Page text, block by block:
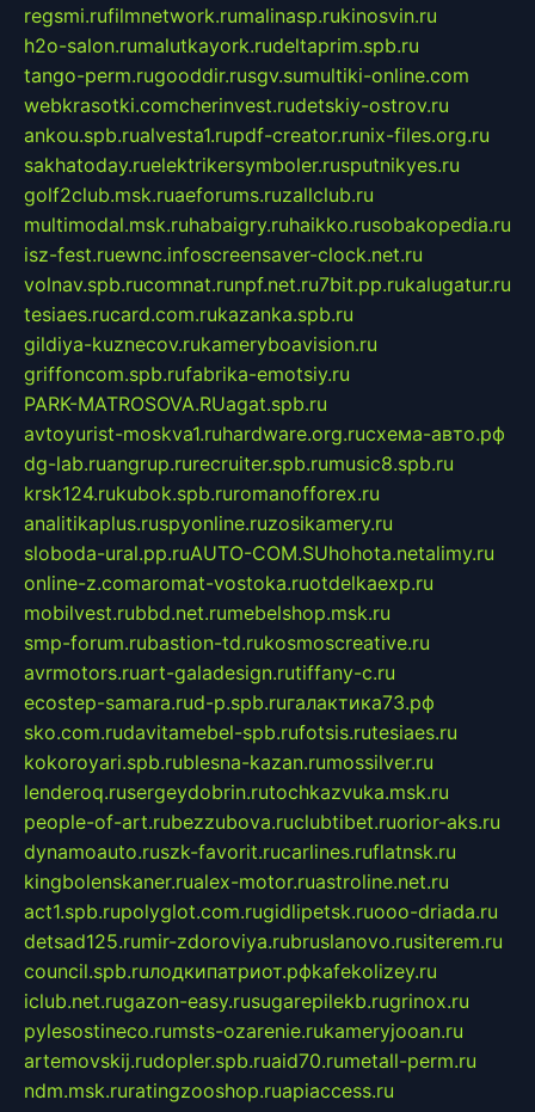
regsmi.rufilmnetwork.rumalinasp.rukinosvin.ru
h2o-salon.rumalutkayork.rudeltaprim.spb.ru
tango-perm.rugooddir.rusgv.sumultiki-online.com
webkrasotki.comcherinvest.rudetskiy-ostrov.ru
ankou.spb.rualvesta1.rupdf-creator.runix-files.org.ru
sakhatoday.ruelektrikersymboler.rusputnikyes.ru
golf2club.msk.ruaeforums.ruzallclub.ru
multimodal.msk.ruhabaigry.ruhaikko.rusobakopedia.ru
isz-fest.ruewnc.infoscreensaver-clock.net.ru
volnav.spb.rucomnat.runpf.net.ru7bit.pp.rukalugatur.ru
tesiaes.rucard.com.rukazanka.spb.ru
gildiya-kuznecov.rukameryboavision.ru
griffoncom.spb.rufabrika-emotsiy.ru
PARK-MATROSOVA.RUagat.spb.ru
avtoyurist-moskva1.ruhardware.org.ruсхема-авто.рф
dg-lab.ruangrup.rurecruiter.spb.rumusic8.spb.ru
krsk124.rukubok.spb.ruromanofforex.ru
analitikaplus.ruspyonline.ruzosikamery.ru
sloboda-ural.pp.ruAUTO-COM.SUhohota.netalimy.ru
online-z.comaromat-vostoka.ruotdelkaexp.ru
mobilvest.rubbd.net.rumebelshop.msk.ru
smp-forum.rubastion-td.rukosmoscreative.ru
avrmotors.ruart-galadesign.rutiffany-c.ru
ecostep-samara.rud-p.spb.ruгалактика73.рф
sko.com.rudavitamebel-spb.rufotsis.rutesiaes.ru
kokoroyari.spb.rublesna-kazan.rumossilver.ru
lenderoq.rusergeydobrin.rutochkazvuka.msk.ru
people-of-art.rubezzubova.ruclubtibet.ruorior-aks.ru
dynamoauto.ruszk-favorit.rucarlines.ruflatnsk.ru
kingbolenskaner.rualex-motor.ruastroline.net.ru
act1.spb.rupolyglot.com.rugidlipetsk.ruooo-driada.ru
detsad125.rumir-zdoroviya.rubruslanovo.rusiterem.ru
council.spb.ruлодкипатриот.рфkafekolizey.ru
iclub.net.rugazon-easy.rusugarepilekb.rugrinox.ru
pylesostineco.rumsts-ozarenie.rukameryjooan.ru
artemovskij.rudopler.spb.ruaid70.rumetall-perm.ru
ndm.msk.ruratingzooshop.ruapiaccess.ru